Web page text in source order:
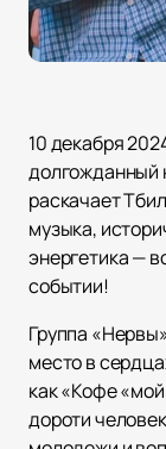
10 декабря
долгожданный
раскачает
музыка,
энергетика —
событии!
Группа
место в
как «Кофе
дороти